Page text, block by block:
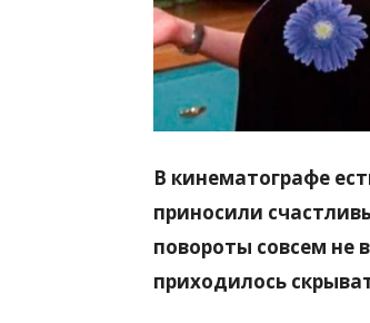
В кинематографе
приносили
повороты совсем не
приходилось